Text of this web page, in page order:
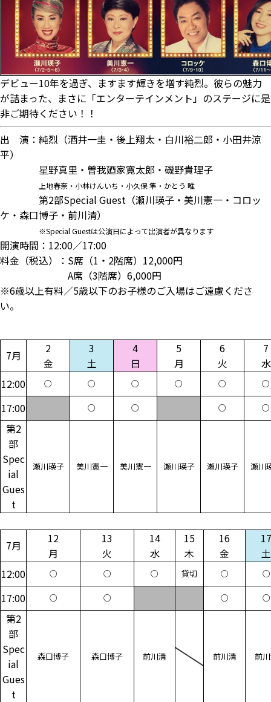
デビュー10年を過ぎ、ますます輝きを増す純烈。彼らの魅力
が詰まった、まさに「エンターテインメント」のステージに是
非ご期待ください！！
出 演：純烈（酒井一圭・後上翔太・白川裕二郎・小田井涼
平）
星野真里・曽我廼家寛太郎・磯野貴理子
上地春奈・小林けんいち・小久保 隼・かとう 唯
第2部Special Guest（瀬川瑛子・美川憲一・コロッ
ケ・森口博子・前川清）
※Special Guestは公演日によって出演者が異なります
開演時間：12:00／17:00
料金（税込）：S席（1・2階席）12,000円
A席（3階席）6,000円
※6歳以上有料／5歳以下のお子様のご入場はご遠慮くださ
い。
7月
2
金
3
土
4
日
5
月
6
火
7
水
12:00
○ ○ ○ ○ ○ ○
17:00 ○ ○ ○ ○
第2
部
Spec
ial
Gues
t
瀬川瑛子 美川憲一 美川憲一 瀬川瑛子 瀬川瑛子 瀬川
7月
12
月
13
火
14
水
15
木
16
金
17
土
12:00
○ ○ ○ 貸切 ○ ○
17:00 ○ ○ ○ ○
第2
部
Spec
ial
Gues
t
森口博子 森口博子 前川清 前川清 前